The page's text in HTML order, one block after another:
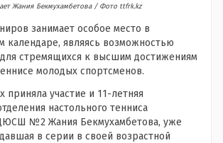
Жания Бекмухамбетова / Фото ttfrk.kz
занимает особое место в
календаре, являясь возможностью
стремящихся к высшим достижениям
молодых спортсменов.
приняла участие и 11-летняя
настольного тенниса
№2 Жания Бекмухамбетова, уже
в серии в своей возрастной